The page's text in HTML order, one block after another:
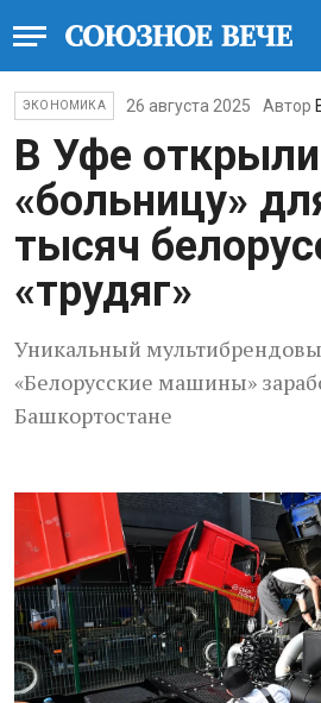
ЭКОНОМИКА 26 августа 2025 Автор
В Уфе открыли
«больницу»
тысяч
«трудяг»
Уникальный
«Белорусские машины»
Башкортостане